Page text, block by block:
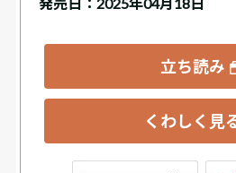
立ち読み
くわしく見